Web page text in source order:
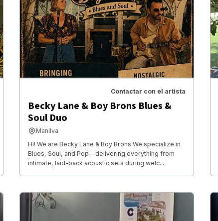
Contactar con el artista
Becky Lane & Boy Brons Blues &
Soul Duo
Manilva
Hi! We are Becky Lane & Boy Brons We specialize in
Blues, Soul, and Pop—delivering everything from
intimate, laid-back acoustic sets during welc...